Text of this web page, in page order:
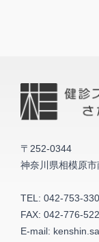
〒252-0344
神奈川県相模原
TEL: 042-753-
FAX: 042-776-
E-mail: